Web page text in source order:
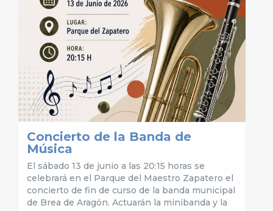
Concierto de la Banda de
Música
El sábado 13 de junio a las 20:15 horas se
celebrará en el Parque del Maestro Zapatero el
concierto de fin de curso de la banda municipal
de Brea de Aragón. Actuarán la minibanda y la